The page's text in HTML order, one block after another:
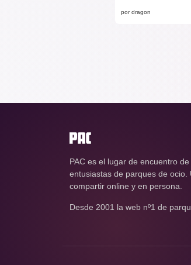
por dragon
PAC es el lugar de encuentro
entusiastas de parques de
compartir online y en persona.
Desde 2001 la web nº1 de